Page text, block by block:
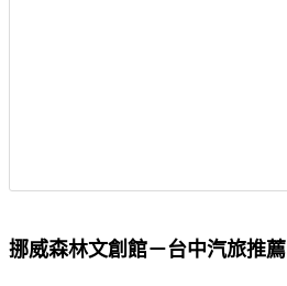
挪威森林文創館－台中汽旅推薦